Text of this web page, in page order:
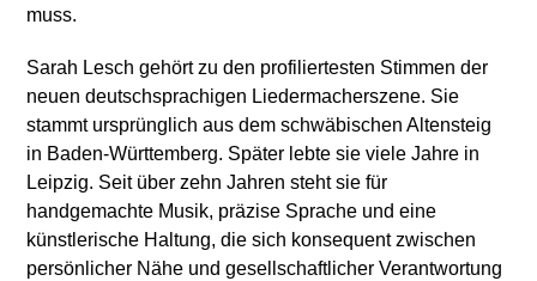
muss.
Sarah Lesch gehört zu den profiliertesten Stimmen der
neuen deutschsprachigen Liedermacherszene. Sie
stammt ursprünglich aus dem schwäbischen Altensteig
in Baden-Württemberg. Später lebte sie viele Jahre in
Leipzig. Seit über zehn Jahren steht sie für
handgemachte Musik, präzise Sprache und eine
künstlerische Haltung, die sich konsequent zwischen
persönlicher Nähe und gesellschaftlicher Verantwortung